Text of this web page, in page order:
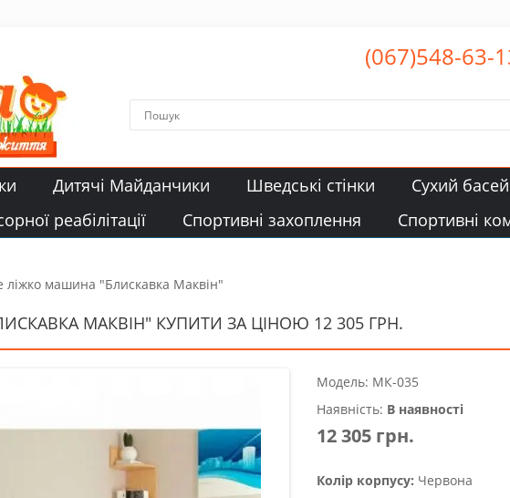
(067)548-63-
Дитячі Майданчики Шведські стінки Сухий
реабілітації Спортивні захоплення Спортивні
ліжко машина "Блискавка Маквін"
МАКВІН" КУПИТИ ЗА ЦІНОЮ 12 305 ГРН.
Модель: МК-035
Наявність: В наявності
12 305 грн.
Колір корпусу: Червона